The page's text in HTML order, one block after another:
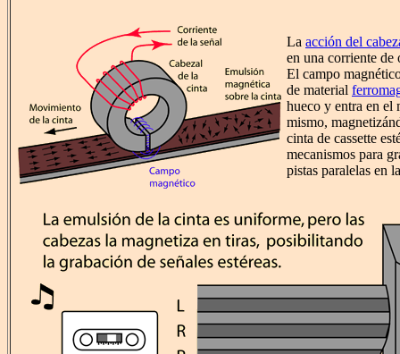
La acción del
en una corriente de
El campo
de material
hueco y entra en el
mismo,
cinta de cassette
mecanismos para
pistas paralelas en